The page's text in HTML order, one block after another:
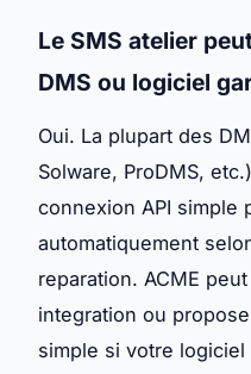
Le SMS atelier
DMS ou logiciel
Oui. La plupart des
Solware, ProDMS,
connexion API simple
automatiquement
reparation. ACME
integration ou
simple si votre